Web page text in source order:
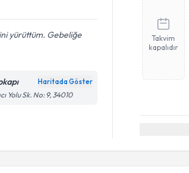
yürüttüm. Gebeliğe
Haritada Göster
Yolu Sk. No: 9, 34010
Takvim
kapalıdır
Randevu